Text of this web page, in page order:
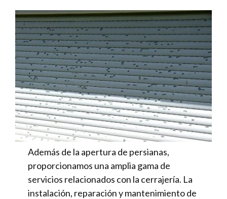
Además de la apertura de persianas,
proporcionamos una amplia gama de
servicios relacionados con la cerrajería. La
instalación, reparación y mantenimiento de